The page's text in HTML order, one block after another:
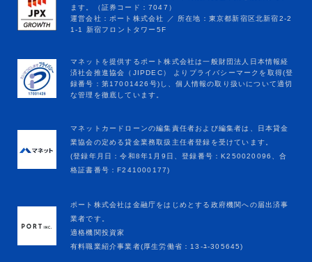
マネットカードローンの編集責任者および編集者は、日本貸金
業協会の定める貸金業務取扱主任者登録を受けています。
(登録年月日：令和8年1月9日、登録番号：K250020096、合
格証書番号：F241000177)
ポート株式会社は金融庁をはじめとする政府機関への届出済事
業者です。
適格機関投資家
有料職業紹介事業者(厚生労働省：13-ﾕ-305645)